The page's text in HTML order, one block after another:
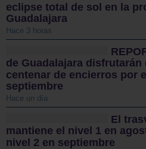
eclipse total de sol en la
Guadalajara
Hace 3 horas
de Guadalajara disfrutarán
centenar de encierros por
septiembre
Hace un día
El
mantiene el nivel 1 en
nivel 2 en septiembre